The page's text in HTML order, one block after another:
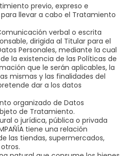
previo, expreso e
llevar a cabo el Tratamiento
verbal o escrita
dirigida al Titular para el
Personales, mediante la cual
la existencia de las Políticas de
que le serán aplicables, la
mismas y las finalidades del
dar a los datos
organizado de Datos
de Tratamiento.
o jurídica, pública o privada
tiene una relación
las tiendas, supermercados,